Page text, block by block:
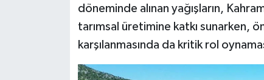
döneminde alınan yağışların,
tarımsal üretimine katkı sunarken,
karşılanmasında da kritik rol